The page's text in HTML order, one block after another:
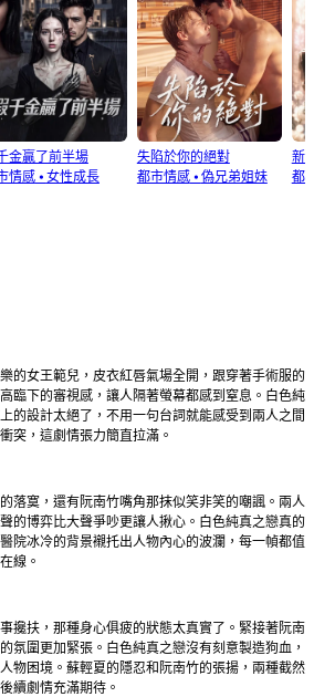
金贏了前半場
情感⦁ 女性成長
失陷於你的絕對
都市情感⦁ 偽兄弟姐妹
新
都
的女王範兒，皮衣紅唇氣場全開，跟穿著手術服的
臨下的審視感，讓人隔著螢幕都感到窒息。白色純
的設計太絕了，不用一句台詞就能感受到兩人之間
突，這劇情張力簡直拉滿。
落寞，還有阮南竹嘴角那抹似笑非笑的嘲諷。兩人
的博弈比大聲爭吵更讓人揪心。白色純真之戀真的
院冰冷的背景襯托出人物內心的波瀾，每一幀都值
線。
攙扶，那種身心俱疲的狀態太真實了。緊接著阮南
氛圍更加緊張。白色純真之戀沒有刻意製造狗血，
物困境。蘇輕夏的隱忍和阮南竹的張揚，兩種截然
續劇情充滿期待。